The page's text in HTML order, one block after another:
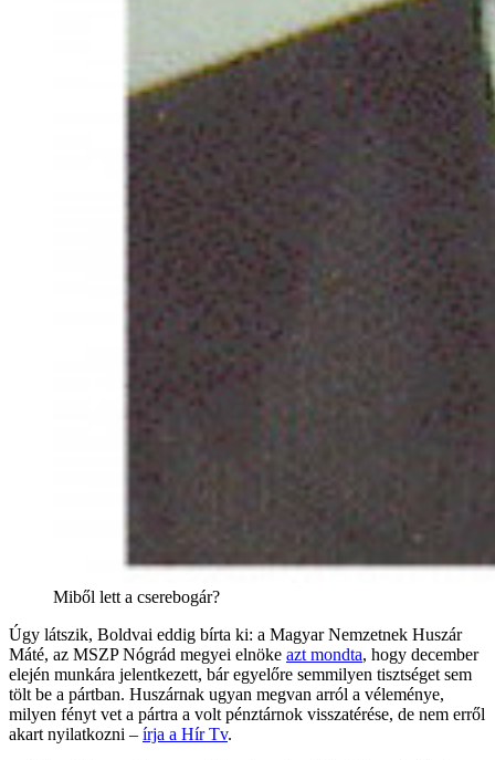
Miből lett a cserebogár?
Úgy látszik, Boldvai eddig bírta ki: a Magyar Nemzetnek Huszár
Máté, az MSZP Nógrád megyei elnöke azt mondta, hogy december
elején munkára jelentkezett, bár egyelőre semmilyen tisztséget sem
tölt be a pártban. Huszárnak ugyan megvan arról a véleménye,
milyen fényt vet a pártra a volt pénztárnok visszatérése, de nem erről
akart nyilatkozni – írja a Hír Tv.